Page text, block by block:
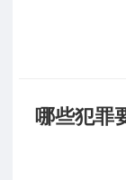
哪些犯罪